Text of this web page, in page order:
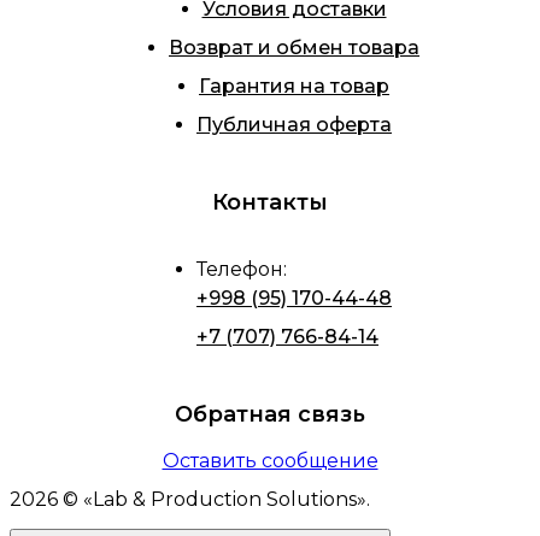
Условия доставки
Возврат и обмен товара
Гарантия на товар
Публичная оферта
Контакты
Телефон:
+998 (95) 170-44-48
+7 (707) 766-84-14
Обратная связь
Оставить сообщение
2026 © « Lab & Production Solutions».